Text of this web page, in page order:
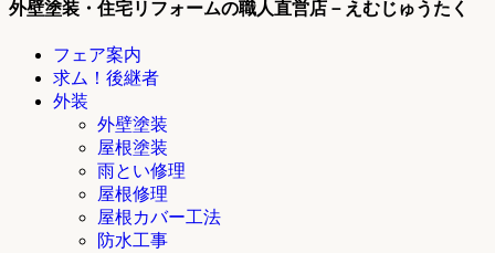
外壁塗装・住宅リフォームの職人直営店－えむじゅうたく
フェア案内
求ム！後継者
外装
外壁塗装
屋根塗装
雨とい修理
屋根修理
屋根カバー工法
防水工事